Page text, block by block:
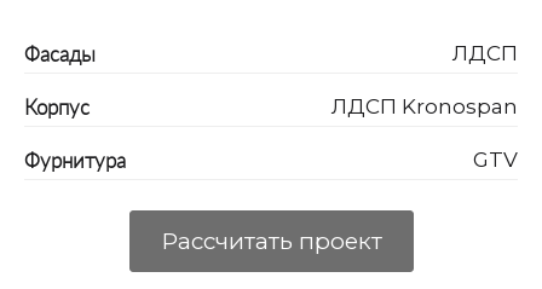
Фасады ЛДСП
Корпус ЛДСП Kronospan
Фурнитура GTV
Рассчитать проект